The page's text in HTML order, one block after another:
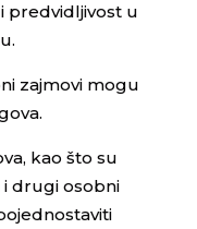
predvidljivost u
zajmovi mogu
kao što su
drugi osobni